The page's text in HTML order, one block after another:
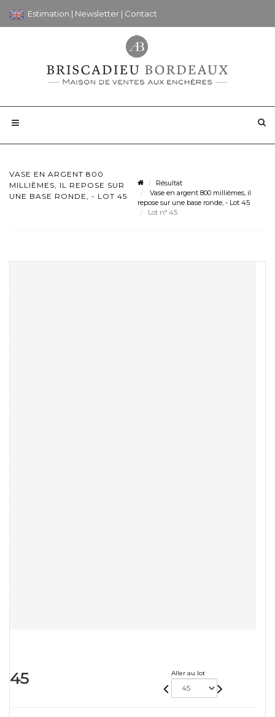
Estimation | Newsletter | Contact
VASE EN ARGENT 800
MILLIÈMES, IL REPOSE SUR
UNE BASE RONDE, - LOT 45
Résultat
Vase en argent 800 millièmes, il
repose sur une base ronde, - Lot 45
Lot n° 45
45 Aller au lot